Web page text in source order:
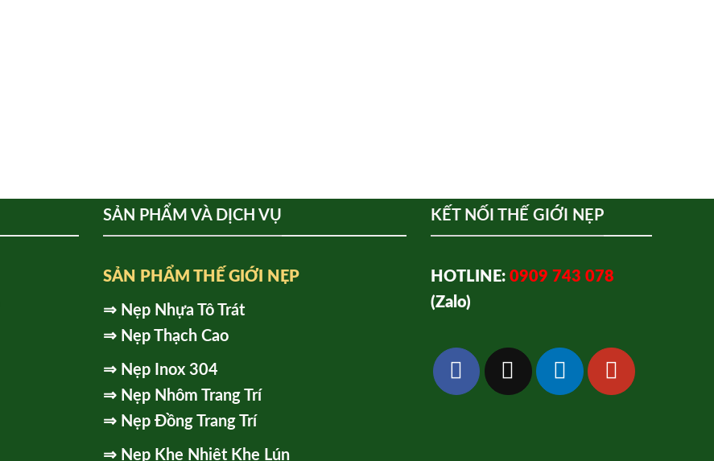
SẢN PHẨM VÀ DỊCH VỤ
SẢN PHẨM THẾ GIỚI NẸP
⇒ Nẹp Nhựa Tô Trát
⇒ Nẹp Thạch Cao
⇒ Nẹp Inox 304
⇒ Nẹp Nhôm Trang Trí
⇒ Nẹp Đồng Trang Trí
⇒ Nẹp Khe Nhiệt Khe Lún
KẾT NỐI THẾ GIỚI NẸP
HOTLINE:0909 743 078
(Zalo)